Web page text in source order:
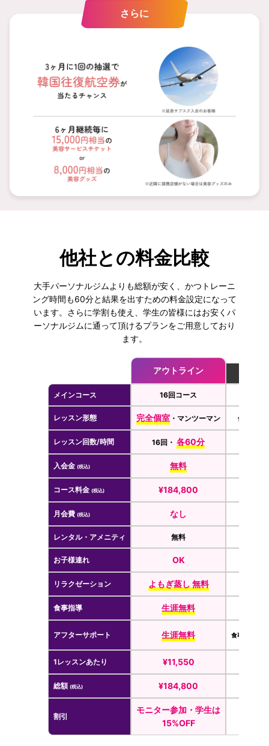
さらに
他社との料金比較
大手パーソナルジムよりも総額が安く、かつトレーニ
ング時間も60分と結果を出すための料金設定になって
います。さらに学割も使え、学生の皆様にはお安くパ
ーソナルジムに通って頂けるプランをご用意しており
ます。
アウトライン
メインコース 16回コース
レッスン形態 完全個室 ・マンツーマン 個室なし
レッスン回数/時間 16回・各60分
入会金(税込) 無料
コース料金(税込) ¥184,800
月会費(税込) なし
レンタル・アメニティ 無料
お子様連れ OK
リラクゼーション よもぎ蒸し 無料
食事指導 生涯無料
アフターサポート 生涯無料 食事指導 月
1レッスンあたり ¥11,550
総額(税込) ¥184,800
割引
モニター参加・学生は
15%OFF